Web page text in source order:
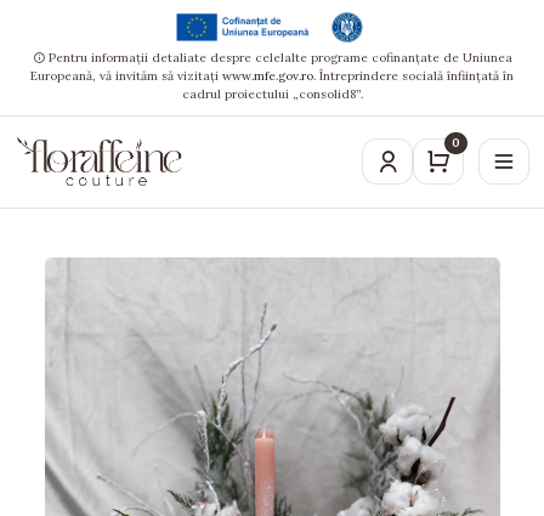
Pentru informații detaliate despre celelalte programe cofinanțate de Uniunea
Europeană, vă invităm să vizitați www.mfe.gov.ro. Întreprindere socială înființată în
cadrul proiectului „consolid8”.
0